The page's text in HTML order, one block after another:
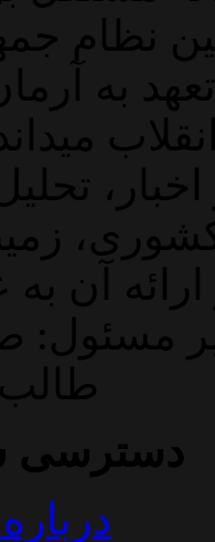
نظام
به
آن
مسئول:
طالب
دسترسی